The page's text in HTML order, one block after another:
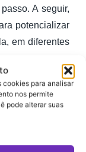
cookies para analisar
nos permite
pode alterar suas
A seguir,
potencializar
em diferentes
Efeito
ou um mapa